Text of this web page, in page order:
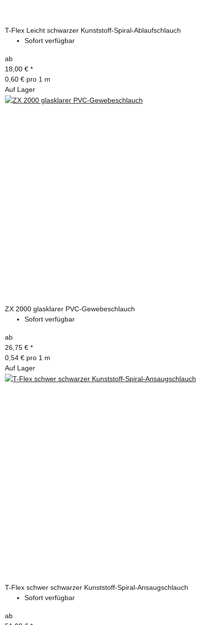
T-Flex Leicht schwarzer Kunststoff-Spiral-Ablaufschlauch
Sofort verfügbar
ab
18,00 € *
0,60 € pro 1 m
Auf Lager
ZX 2000 glasklarer PVC-Gewebeschlauch
Sofort verfügbar
ab
26,75 € *
0,54 € pro 1 m
Auf Lager
T-Flex schwer schwarzer Kunststoff-Spiral-Ansaugschlauch
Sofort verfügbar
ab